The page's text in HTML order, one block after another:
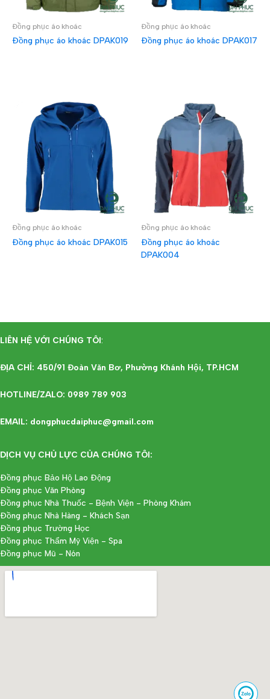
Đồng phục áo khoác
Đồng phục áo khoác DPAK019
Đồng phục áo khoác
Đồng phục áo khoác DPAK017
Đồng phục áo khoác
Đồng phục áo khoác DPAK015
Đồng phục áo khoác
Đồng phục áo khoác
DPAK004
LIÊN HỆ VỚI CHÚNG TÔI:
ĐỊA CHỈ: 450/91 Đoàn Văn Bơ, Phường Khánh Hội, TP.HCM
HOTLINE/ZALO: 0989 789 903
EMAIL: dongphucdaiphuc@gmail.com
DỊCH VỤ CHỦ LỰC CỦA CHÚNG TÔI:
Đồng phục Bảo Hộ Lao Động
Đồng phục Văn Phòng
Đồng phục Nhà Thuốc - Bệnh Viện - Phòng Khám
Đồng phục Nhà Hàng - Khách Sạn
Đồng phục Trường Học
Đồng phục Thẩm Mỹ Viện - Spa
Đồng phục Mũ - Nón